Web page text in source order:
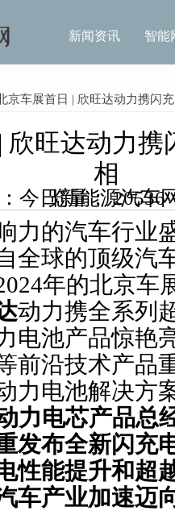
新闻资讯 智能
京车展首日 | 欣旺达动力携闪
欣旺达动力携
相
2024-04-30 来源：今日新能源汽车网 编辑：李洪 浏览量： 20536
力的汽车行业
全球的顶级汽
年的北京车
动力携全系列
电池产品惊艳
前沿技术产品
力电池解决方
力电芯产品总
发布全新闪充
性能提升和超
车产业加速迈